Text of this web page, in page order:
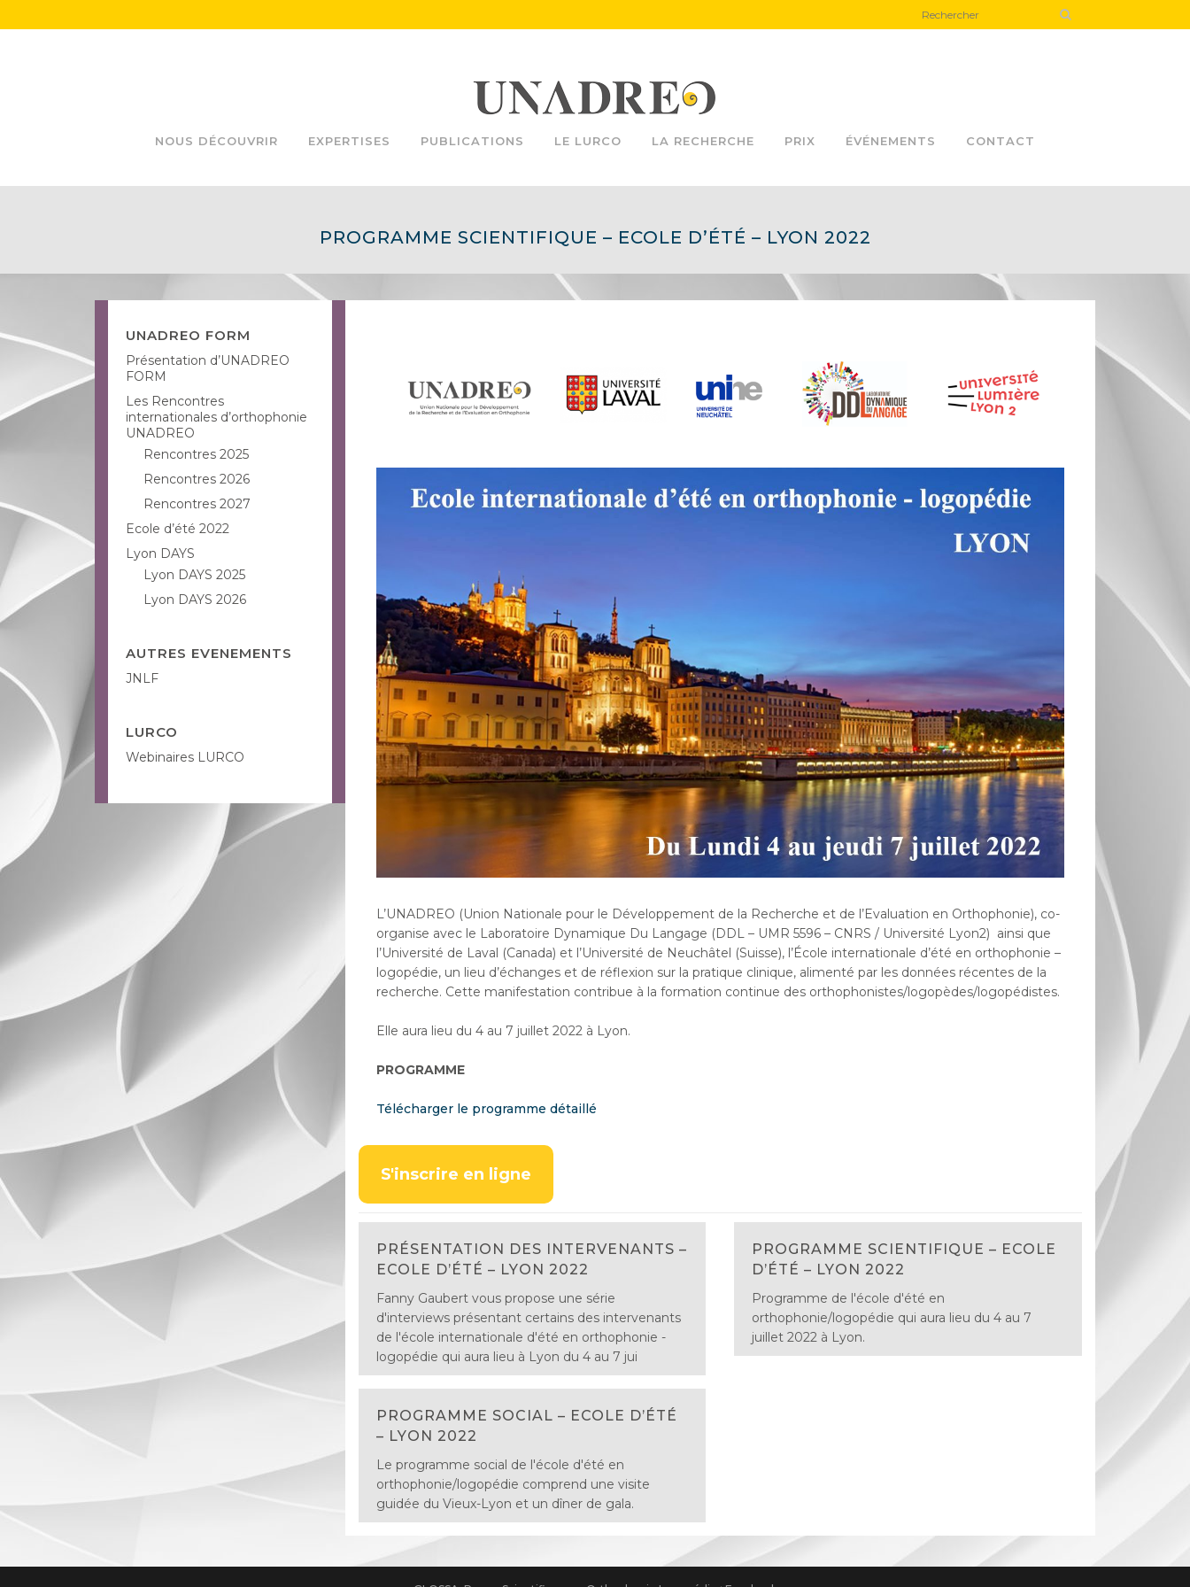
NOUS DÉCOUVRIR EXPERTISES PUBLICATIONS LE LURCO LA RECHERCHE PRIX ÉVÉNEMENTS CONTACT
PROGRAMME SCIENTIFIQUE – ECOLE D’ÉTÉ – LYON 2022
UNADREO FORM
Présentation d’UNADREO
FORM
Les Rencontres
internationales d’orthophonie
UNADREO
Rencontres 2025
Rencontres 2026
Rencontres 2027
Ecole d’été 2022
Lyon DAYS
Lyon DAYS 2025
Lyon DAYS 2026
AUTRES EVENEMENTS
JNLF
LURCO
Webinaires LURCO
L’UNADREO (Union Nationale pour le Développement de la Recherche et de l’Evaluation en Orthophonie), co-
organise avec le Laboratoire Dynamique Du Langage (DDL – UMR 5596 – CNRS / Université Lyon2) ainsi que
l’Université de Laval (Canada) et l’Université de Neuchâtel (Suisse), l’École internationale d’été en orthophonie –
logopédie, un lieu d’échanges et de réflexion sur la pratique clinique, alimenté par les données récentes de la
recherche. Cette manifestation contribue à la formation continue des orthophonistes/logopèdes/logopédistes.
Elle aura lieu du 4 au 7 juillet 2022 à Lyon.
PROGRAMME
Télécharger le programme détaillé
S'inscrire en ligne
PRÉSENTATION DES INTERVENANTS –
ECOLE D’ÉTÉ – LYON 2022
Fanny Gaubert vous propose une série
d'interviews présentant certains des intervenants
de l'école internationale d'été en orthophonie -
logopédie qui aura lieu à Lyon du 4 au 7 jui
PROGRAMME SCIENTIFIQUE – ECOLE
D’ÉTÉ – LYON 2022
Programme de l'école d'été en
orthophonie/logopédie qui aura lieu du 4 au 7
juillet 2022 à Lyon.
PROGRAMME SOCIAL – ECOLE D’ÉTÉ
– LYON 2022
Le programme social de l'école d'été en
orthophonie/logopédie comprend une visite
guidée du Vieux-Lyon et un dîner de gala.